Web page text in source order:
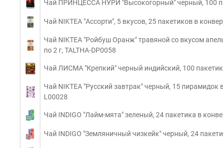
Чай ПРИНЦЕССА НУРИ "Высокогорный" черный, 100
Чай NIKTEA "Ассорти", 5 вкусов, 25 пакетиков в
Чай NIKTEA "Ройбуш Оранж" травяной со вкусом
по 2 г, TALTHA-DP0058
Чай ЛИСМА "Крепкий" черный индийский, 100
Чай NIKTEA "Русский завтрак" черный, 15 пирамидок
L00028
Чай INDIGO "Лайм-мята" зеленый, 24 пакетика в
Чай INDIGO "Земляничный чизкейк" черный, 24